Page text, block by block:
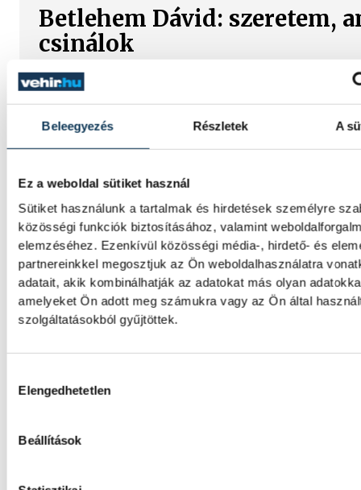
Beleegyezés Részletek A
Ez a weboldal sütiket használ
Sütiket használunk a tartalmak és hirdetések személyre
közösségi funkciók biztosításához, valamint
elemzéséhez. Ezenkívül közösségi média-, hirdető- és
partnereinkkel megosztjuk az Ön weboldalhasználatra
adatait, akik kombinálhatják az adatokat más olyan
amelyeket Ön adott meg számukra vagy az Ön által
szolgáltatásokból gyűjtöttek.
Elengedhetetlen
Beállítások
Betlehem Dávid: szeretem,
csinálok
Betlehem Dávid azt mondta, kiváló
magát, a sikere kulcsának pedig azt tartja,
szereti, amit csinál. Az olimpiai
úszó a magyar küldöttség első aranyérmét
szerezte pénteken a párizsi vizes Európa-
bajnokságon azzal, hogy megnyerte a
versenyt.
Betlehem Dávid Európa-
3 km-es kieséses
Betlehem Dávid aranyérmet nyert
versenyszámában a párizsi Európa-
lett.
Gyurkovics a masters Eb